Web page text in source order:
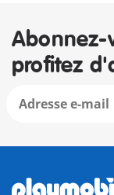
Abonnez-
profitez